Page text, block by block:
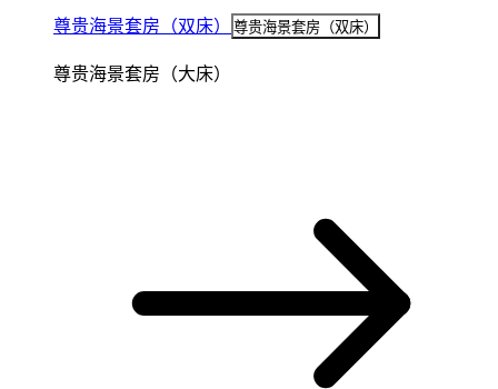
尊贵海景套房（双床） 尊贵海景套房（双床）
尊贵海景套房（大床）